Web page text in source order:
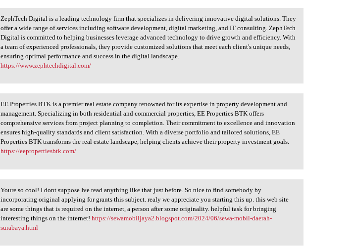
ZephTech Digital is a leading
ZephTech Digital is a leading technology firm that specializes in delivering innovative digital solutions. They
offer a wide range of services including software development, digital marketing, and IT consulting. ZephTech
Digital is committed to helping businesses leverage advanced technology to drive growth and efficiency. With
a team of experienced professionals, they provide customized solutions that meet each client's unique needs,
ensuring optimal performance and success in the digital landscape.
https://www.zephtechdigital.com/
EE Properties BTK is a
EE Properties BTK is a premier real estate company renowned for its expertise in property development and
management. Specializing in both residential and commercial properties, EE Properties BTK offers
comprehensive services from project planning to completion. Their commitment to excellence and innovation
ensures high-quality standards and client satisfaction. With a diverse portfolio and tailored solutions, EE
Properties BTK transforms the real estate landscape, helping clients achieve their property investment goals.
https://eepropertiesbtk.com/
Youre so cool! I dont suppose
Youre so cool! I dont suppose Ive read anything like that just before. So nice to find somebody by
incorporating original applying for grants this subject. realy we appreciate you starting this up. this web site
are some things that is required on the internet, a person after some originality. helpful task for bringing
interesting things on the internet!https://sewamobiljaya2.blogspot.com/2024/06/sewa-mobil-daerah-
surabaya.html